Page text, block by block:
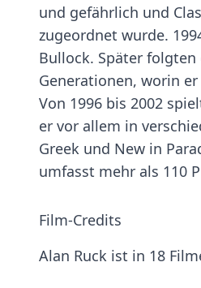
und gefährlich und
zugeordnet wurde.
Bullock. Später
Generationen, worin
Von 1996 bis 2002
er vor allem in
Greek und New in
umfasst mehr als 110
Film-Credits
Alan Ruck ist in 18